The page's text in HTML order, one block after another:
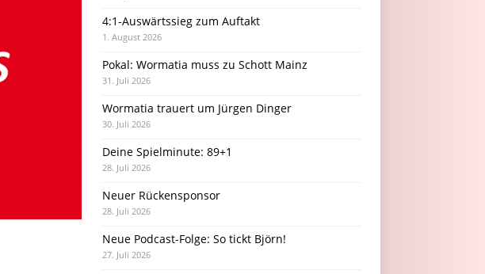
4:1-Auswärtssieg zum Auftakt
1. August 2026
Pokal: Wormatia muss zu Schott Mainz
31. Juli 2026
Wormatia trauert um Jürgen Dinger
30. Juli 2026
Deine Spielminute: 89+1
28. Juli 2026
Neuer Rückensponsor
28. Juli 2026
Neue Podcast-Folge: So tickt Björn!
27. Juli 2026